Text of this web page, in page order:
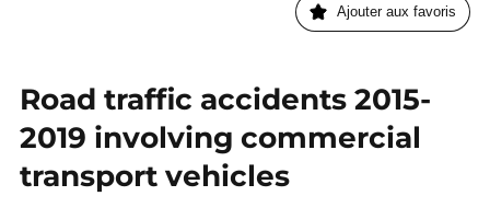
Ajouter aux favoris
Road traffic accidents 2015-
2019 involving commercial
transport vehicles